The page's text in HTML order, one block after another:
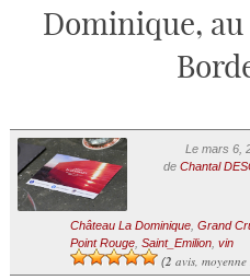
Dominique, au
Le mars 6,
de Chantal
Château La Dominique, Grand
Point Rouge, Saint_Emilion, vin
(2 avis, moyenne